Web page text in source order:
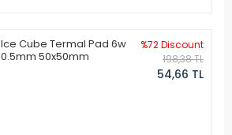
Ice Cube Termal Pad 6w
0.5mm 50x50mm
%72 Discount
198,38 TL
54,66 TL